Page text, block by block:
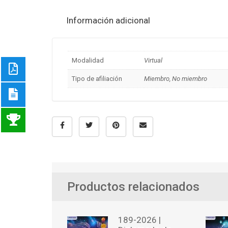
Información adicional
Modalidad Virtual
Tipo de afiliación Miembro, No miembro
Productos relacionados
189-2026 |